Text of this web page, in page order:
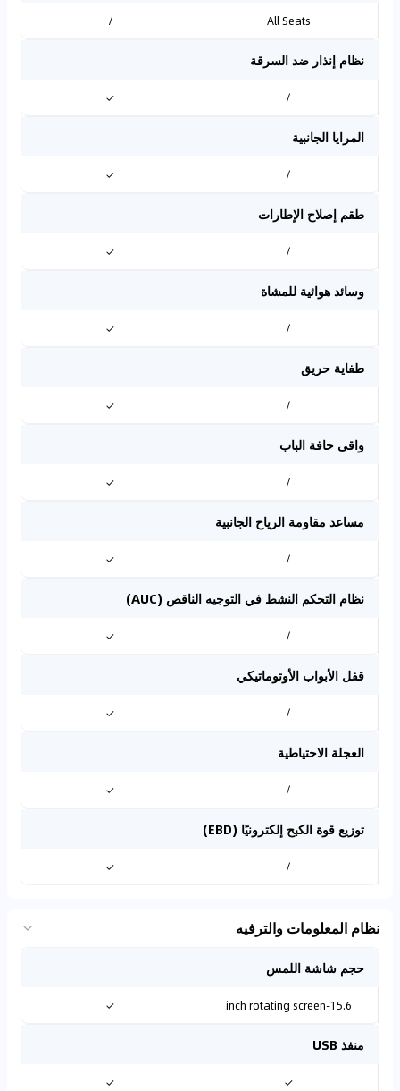
All Seats
/
نظام إنذار ضد السرقة
/
✓
المرايا الجانبية
/
✓
طقم إصلاح الإطارات
/
✓
وسائد هوائية للمشاة
/
✓
طفاية حريق
/
✓
واقى حافة الباب
/
✓
مساعد مقاومة الرياح الجانبية
/
✓
نظام التحكم النشط في التوجيه الناقص (AUC)
/
✓
قفل الأبواب الأوتوماتيكي
/
✓
العجلة الاحتياطية
/
✓
توزيع قوة الكبح إلكترونيًا (EBD)
/
✓
نظام المعلومات والترفيه
حجم شاشة اللمس
15.6-inch rotating screen
✓
منفذ USB
✓
✓